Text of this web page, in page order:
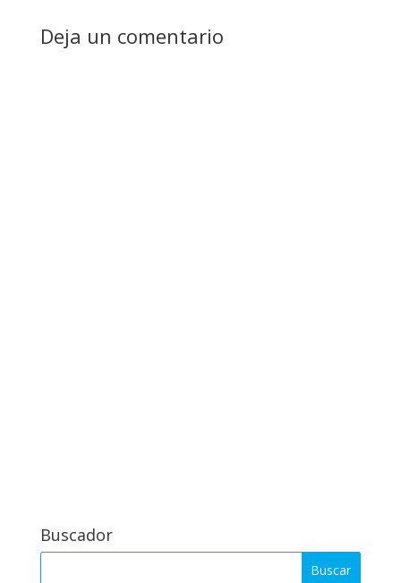
Deja un comentario
Buscador